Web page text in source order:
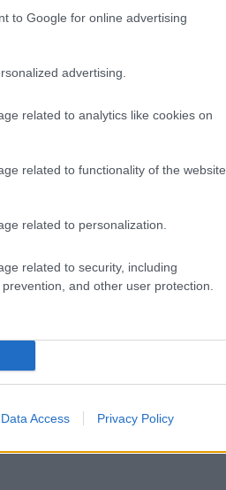
to Google for online advertising
advertising.
related to analytics like cookies on
related to functionality of the website
related to personalization.
related to security, including
and other user protection.
Data Access Privacy Policy
közel 3 ezer